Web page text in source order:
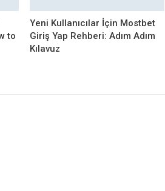
to
Yeni Kullanıcılar İçin Mostbet
Giriş Yap Rehberi: Adım Adım
Kılavuz